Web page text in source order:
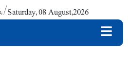
/ Saturday, 08 August,2026